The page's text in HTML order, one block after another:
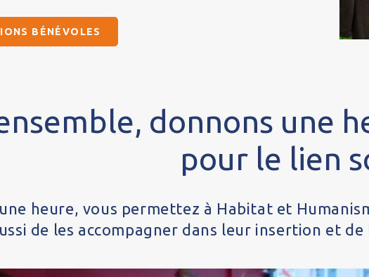
BÉNÉVOLES
donnons une
pour le lien
heure, vous permettez à Habitat et
de les accompagner dans leur insertion et